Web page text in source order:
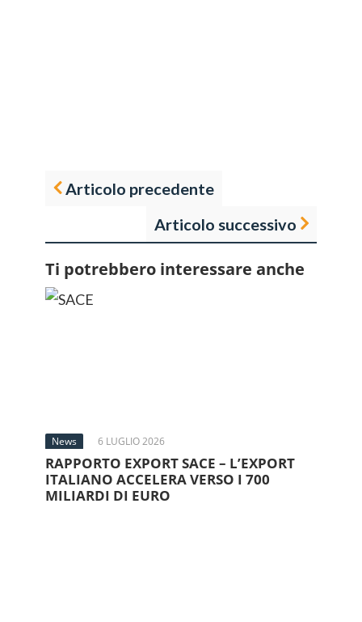
Articolo precedente
Articolo successivo
Ti potrebbero interessare anche
News 6 LUGLIO 2026
RAPPORTO EXPORT SACE – L’EXPORT
ITALIANO ACCELERA VERSO I 700
MILIARDI DI EURO